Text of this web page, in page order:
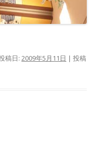
稿日: 2009年5月11日 | 投稿